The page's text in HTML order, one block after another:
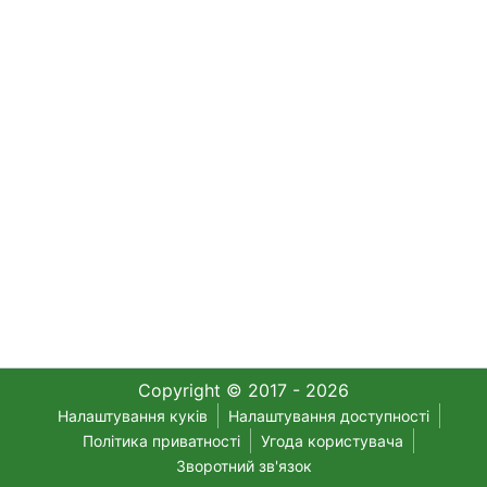
Copyright © 2017 - 2026
Налаштування куків
Налаштування доступності
Політика приватності
Угода користувача
Зворотний зв'язок